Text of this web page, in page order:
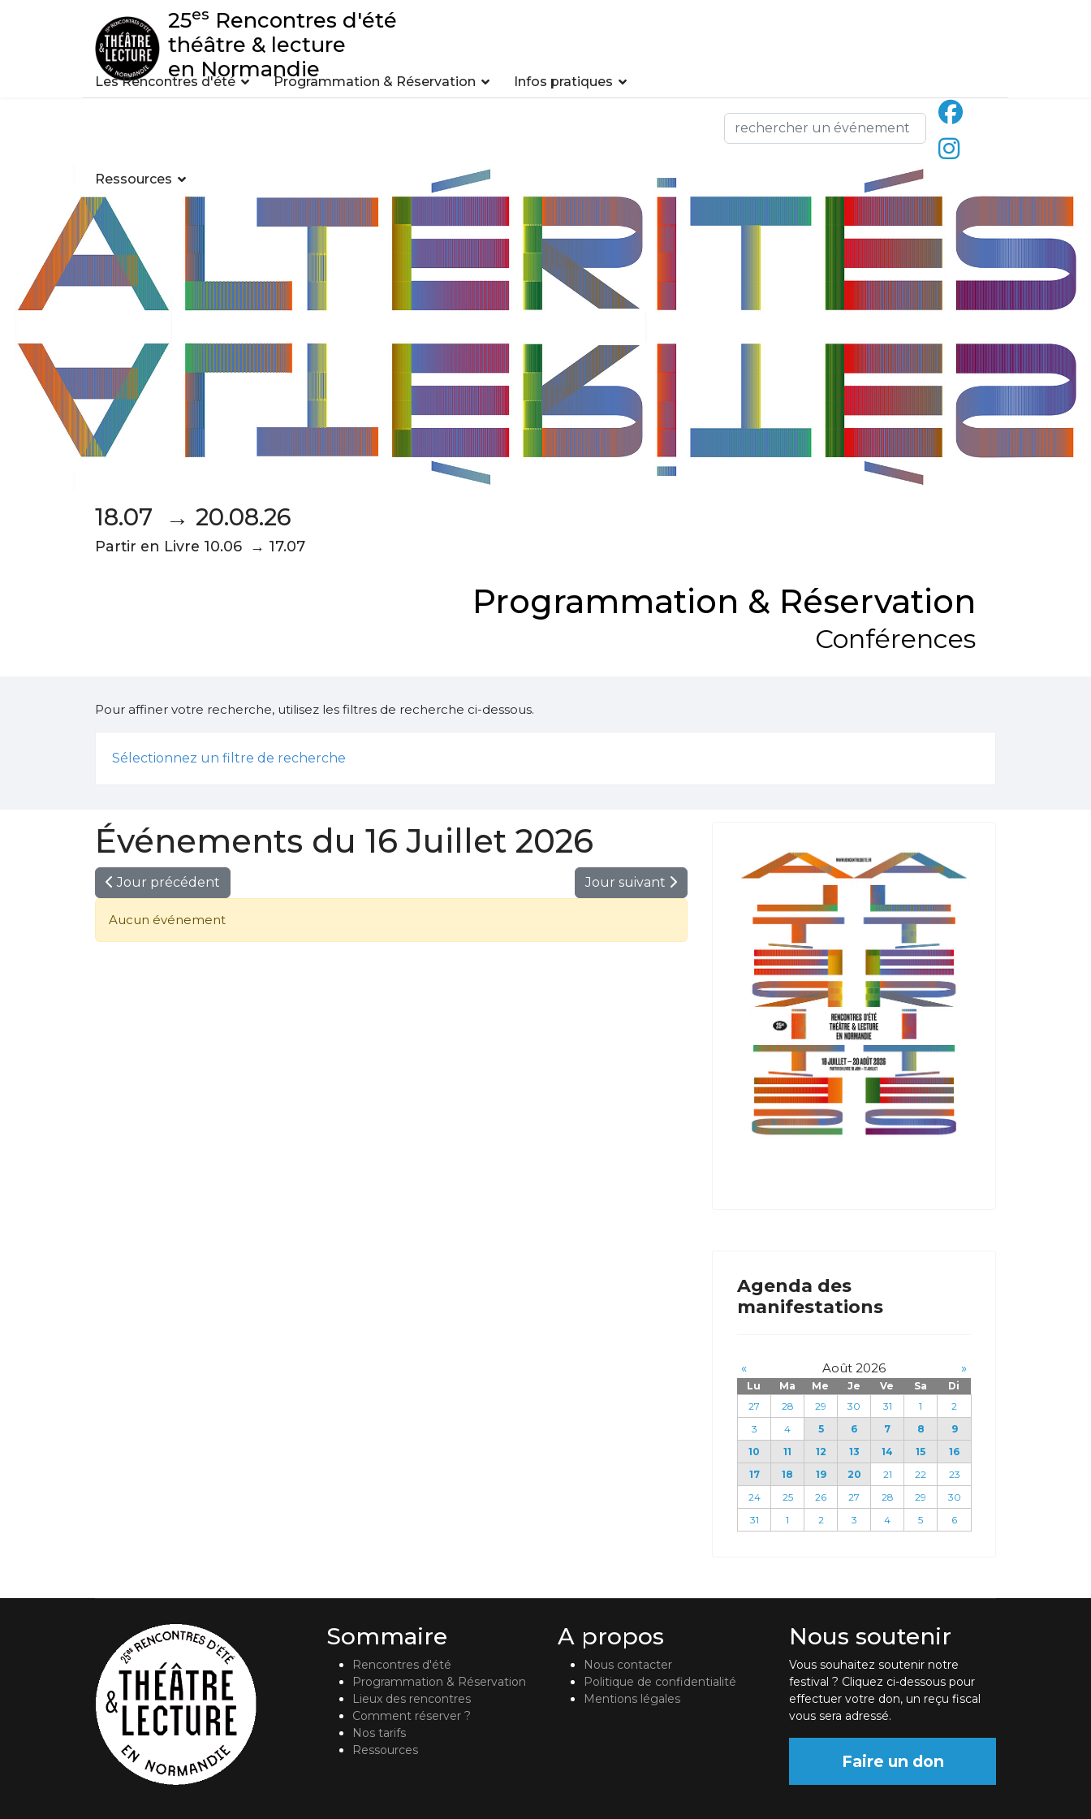
25es Rencontres d'été
théâtre & lecture
en Normandie
Les Rencontres d'été Programmation & Réservation Infos pratiques
Ressources
18.07 → 20.08.26
Partir en Livre 10.06 → 17.07
Programmation & Réservation
Conférences
Pour affiner votre recherche, utilisez les filtres de recherche ci-dessous.
Sélectionnez un filtre de recherche
Événements du 16 Juillet 2026
Jour précédent Jour suivant
Aucun événement
Agenda des
manifestations
« Août 2026 »
Lu Ma Me Je Ve Sa
Di
27
28 29 30 31 1
2
3
4 5 6 7 8
9
10
11 12 13 14 15
16
17
18 19 20 21 22
23
24
25 26 27 28 29
30
31
1 2 3 4 5 6
Sommaire
Rencontres d'été
Programmation & Réservation
Lieux des rencontres
Comment réserver ?
Nos tarifs
Ressources
A propos
Nous contacter
Politique de confidentialité
Mentions légales
Nous soutenir
Vous souhaitez soutenir notre
festival ? Cliquez ci-dessous pour
effectuer votre don, un reçu fiscal
vous sera adressé.
Faire un don